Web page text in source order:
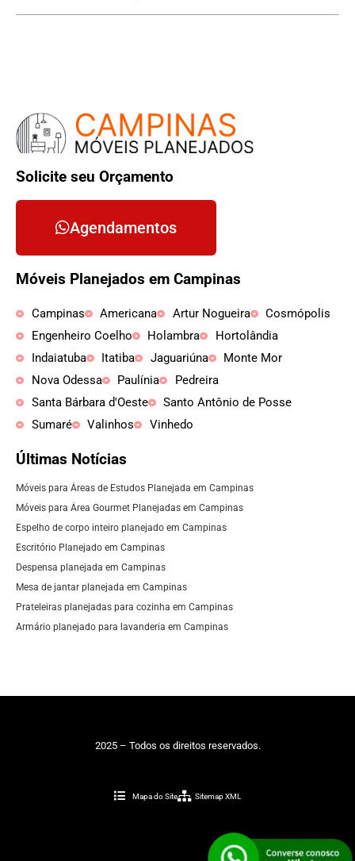
Solicite seu Orçamento
Agendamentos
Móveis Planejados em Campinas
Campinas Americana Artur Nogueira
Cosmópolis
Engenheiro Coelho
Holambra
Hortolândia
Indaiatuba
Itatiba Jaguariúna
Monte Mor
Nova Odessa
Paulínia
Pedreira
Santa Bárbara d'Oeste
Santo Antônio de Posse
Sumaré
Valinhos Vinhedo
Últimas Notícias
Móveis para Áreas de Estudos Planejada em Campinas
Móveis para Área Gourmet Planejadas em Campinas
Espelho de corpo inteiro planejado em Campinas
Escritório Planejado em Campinas
Despensa planejada em Campinas
Mesa de jantar planejada em Campinas
Prateleiras planejadas para cozinha em Campinas
Armário planejado para lavanderia em Campinas
2025 – Todos os direitos reservados.
Mapa do Site Sitemap XML